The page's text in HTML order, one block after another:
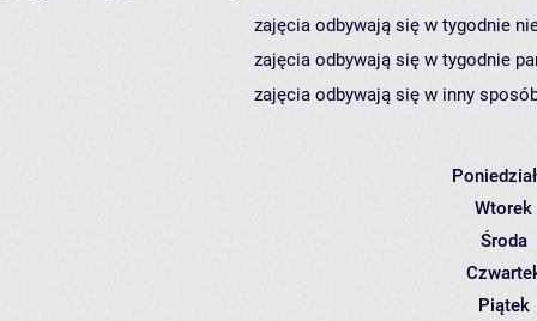
zajęcia odbywają się w tygodnie
zajęcia odbywają się w tygodnie
zajęcia odbywają się w inny
Wtorek
Środa
Piątek